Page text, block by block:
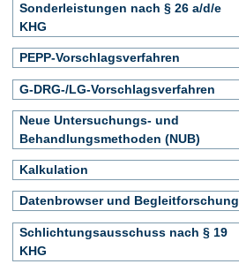
Sonderleistungen nach § 26 a/d/e
KHG
PEPP-Vorschlagsverfahren
G-DRG-/LG-Vorschlagsverfahren
Neue Untersuchungs- und
Behandlungsmethoden (NUB)
Kalkulation
Datenbrowser und Begleitforschung
Schlichtungsausschuss nach § 19
KHG